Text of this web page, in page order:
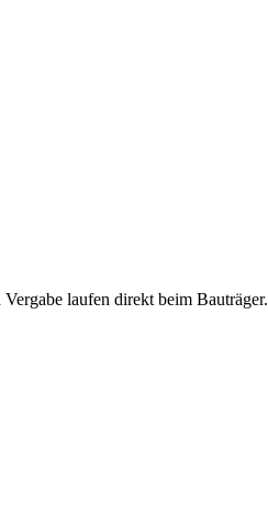
laufen direkt beim Bauträger.